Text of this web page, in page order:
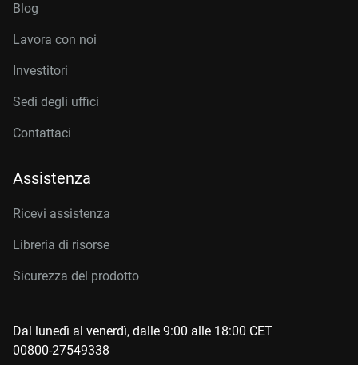
Blog
Lavora con noi
Investitori
Sedi degli uffici
Contattaci
Assistenza
Ricevi assistenza
Libreria di risorse
Sicurezza del prodotto
Dal lunedì al venerdì, dalle 9:00 alle 18:00 CET
00800-27549338